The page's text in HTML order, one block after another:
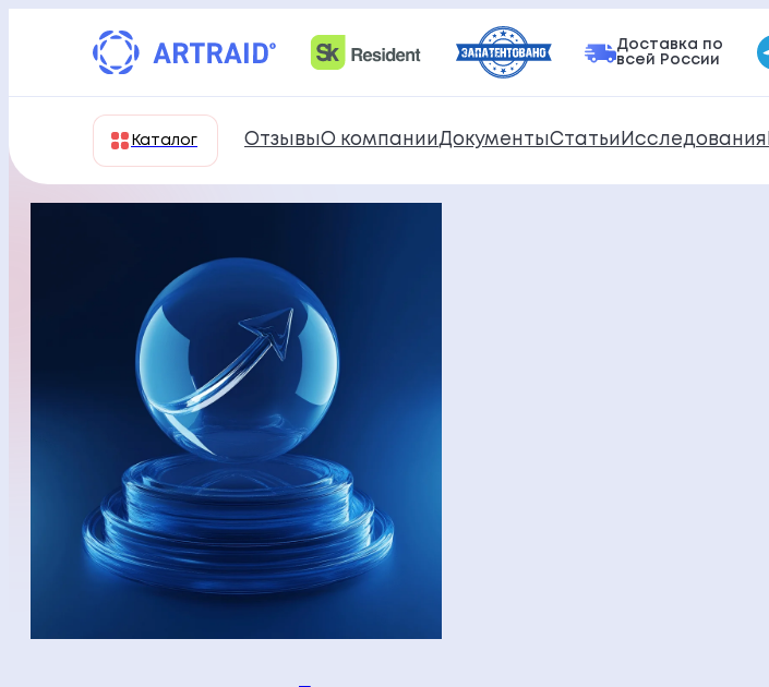
содержимому
Доставка по
всей России
Каталог Отзывы О компании Документы Статьи Исследования